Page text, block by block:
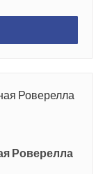
Роверелла